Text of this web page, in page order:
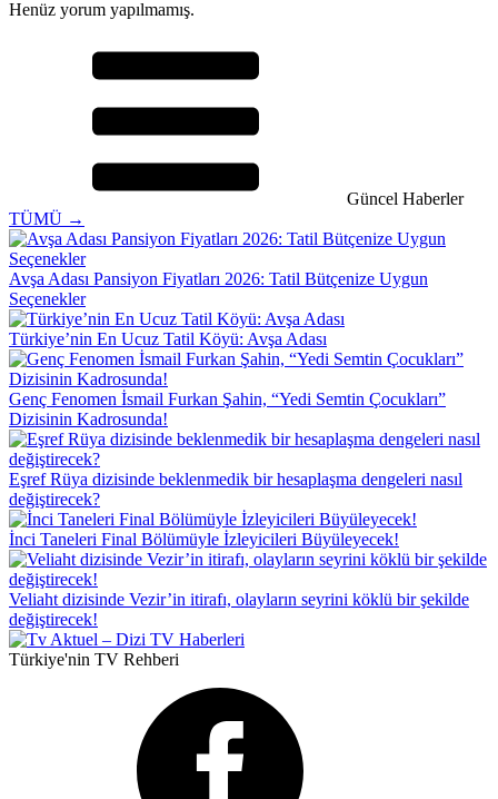
Henüz yorum yapılmamış.
Güncel Haberler
TÜMÜ →
Avşa Adası Pansiyon Fiyatları 2026: Tatil Bütçenize Uygun
Seçenekler
Türkiye’nin En Ucuz Tatil Köyü: Avşa Adası
Genç Fenomen İsmail Furkan Şahin, “Yedi Semtin Çocukları”
Dizisinin Kadrosunda!
Eşref Rüya dizisinde beklenmedik bir hesaplaşma dengeleri nasıl
değiştirecek?
İnci Taneleri Final Bölümüyle İzleyicileri Büyüleyecek!
Veliaht dizisinde Vezir’in itirafı, olayların seyrini köklü bir şekilde
değiştirecek!
Türkiye'nin TV Rehberi